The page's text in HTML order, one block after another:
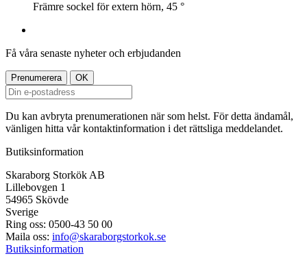
Främre sockel för extern hörn, 45 °
Få våra senaste nyheter och erbjudanden
Du kan avbryta prenumerationen när som helst. För detta ändamål,
vänligen hitta vår kontaktinformation i det rättsliga meddelandet.
Butiksinformation
Skaraborg Storkök AB
Lillebovgen 1
54965 Skövde
Sverige
Ring oss: 0500-43 50 00
Maila oss: info@skaraborgstorkok.se
Butiksinformation